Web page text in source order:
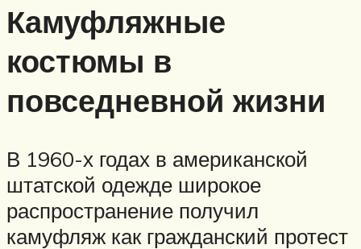
Камуфляжные
костюмы в
повседневной жизни
В 1960-х годах в американской
штатской одежде широкое
распространение получил
камуфляж как гражданский протест